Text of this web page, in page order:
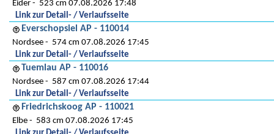
Eider
523 cm 07.08.2026 17:48
Link zur Detail- / Verlaufsseite
Everschopsiel AP - 110014
Nordsee
574 cm 07.08.2026 17:45
Link zur Detail- / Verlaufsseite
Tuemlau AP - 110016
Nordsee
587 cm 07.08.2026 17:44
Link zur Detail- / Verlaufsseite
Friedrichskoog AP - 110021
Elbe
583 cm 07.08.2026 17:45